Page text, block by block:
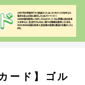
ード】ゴル